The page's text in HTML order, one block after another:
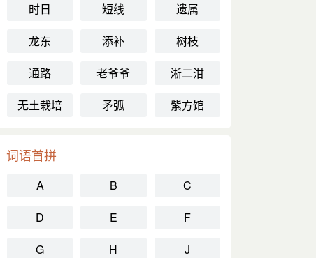
时日 短线
遗属
龙东
添补
树枝
通路
老爷爷
淅二泔
无土栽培
矛弧 紫方馆
词语首拼
A B
C
D
E
F
G
H
J